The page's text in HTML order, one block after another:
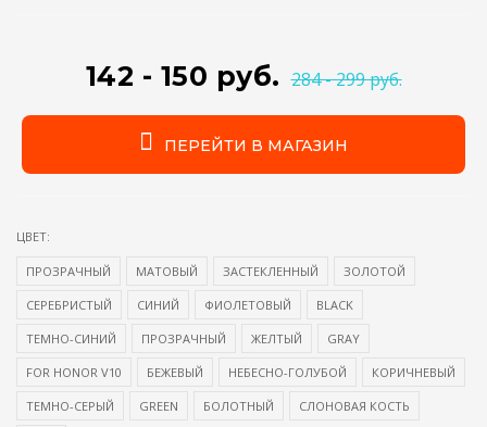
142 - 150 руб. 284 - 299 руб.
ПЕРЕЙТИ В МАГАЗИН
ЦВЕТ:
ПРОЗРАЧНЫЙ МАТОВЫЙ ЗАСТЕКЛЕННЫЙ ЗОЛОТОЙ
СЕРЕБРИСТЫЙ СИНИЙ ФИОЛЕТОВЫЙ BLACK
ТЕМНО-СИНИЙ ПРОЗРАЧНЫЙ ЖЕЛТЫЙ GRAY
FOR HONOR V10 БЕЖЕВЫЙ НЕБЕСНО-ГОЛУБОЙ КОРИЧНЕВЫЙ
ТЕМНО-СЕРЫЙ GREEN БОЛОТНЫЙ СЛОНОВАЯ КОСТЬ